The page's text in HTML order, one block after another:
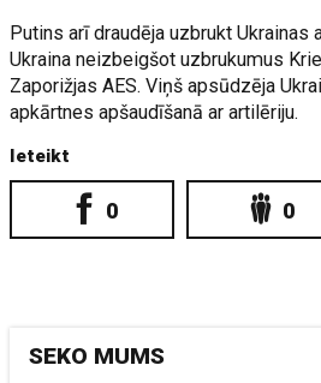
Putins arī draudēja uzbrukt
Ukraina neizbeigšot uzbrukumus
Zaporižjas AES. Viņš apsūdzēja
apkārtnes apšaudīšanā ar artilēriju.
Ieteikt
0 0
SEKO MUMS